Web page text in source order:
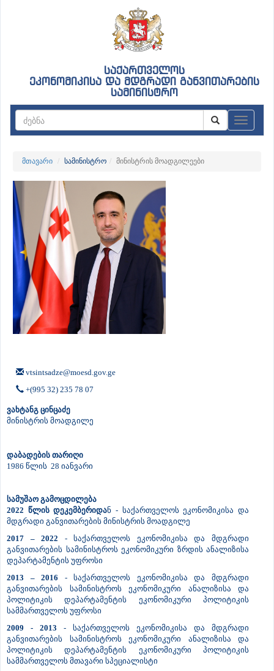
საქართველოს
ეკონომიკისა და მდგრადი განვითარების
სამინისტრო
მთავარი სამინისტრო მინისტრის მოადგილეები
vtsintsadze@moesd.gov.ge
+(995 32) 235 78 07
ვახტანგ ცინცაძე
მინისტრის მოადგილე
დაბადების თარიღი
1986 წლის 28 იანვარი
სამუშაო გამოცდილება
2022 წლის დეკემბერიდან - საქართველოს ეკონომიკისა და
მდგრადი განვითარების მინისტრის მოადგილე
2017 – 2022 - საქართველოს ეკონომიკისა და მდგრადი
განვითარების სამინისტროს ეკონომიკური ზრდის ანალიზისა
დეპარტამენტის უფროსი
2013 – 2016 - საქართველოს ეკონომიკისა და მდგრადი
განვითარების სამინისტროს ეკონომიკური ანალიზისა და
პოლიტიკის დეპარტამენტის ეკონომიკური პოლიტიკის
სამმართველოს უფროსი
2009 - 2013 - საქართველოს ეკონომიკისა და მდგრადი
განვითარების სამინისტროს ეკონომიკური ანალიზისა და
პოლიტიკის დეპარტამენტის ეკონომიკური პოლიტიკის
სამმართველოს მთავარი სპეციალისტი